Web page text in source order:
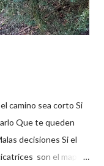
camino sea corto Si
Que te queden
decisiones Si el
son el mapa